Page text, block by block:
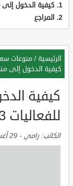
كيفية الدخول إلى
المراجع
الرئيسية / منوعات
كيفية الدخول إلى
كيفية
للفعاليات 1443
الكاتب: رامي - 29 أغسطس, 2021